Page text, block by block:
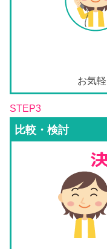
お気
STEP3
比較・検討